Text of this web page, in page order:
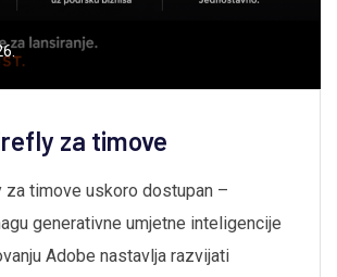
za timove
za timove uskoro dostupan –
generativne umjetne inteligencije
Adobe nastavlja razvijati